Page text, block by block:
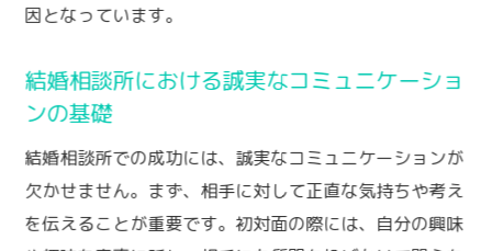
因となっています。
結婚相談所における誠実なコミュニケーショ
ンの基礎
結婚相談所での成功には、誠実なコミュニケーションが
欠かせません。まず、相手に対して正直な気持ちや考え
を伝えることが重要です。初対面の際には、自分の興味